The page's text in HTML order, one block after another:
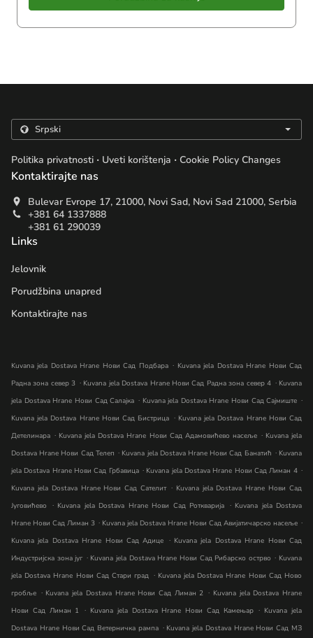
Politika privatnosti . Uveti korištenja . Cookie Policy Changes
Kontaktirajte nas
Bulevar Evrope 17, 21000, Novi Sad, Novi Sad 21000, Serbia
+381 64 1337888
+381 61 290039
Links
Jelovnik
Porudžbina unapred
Kontaktirajte nas
Kuvana jela Dostava Hrane Нови Сад Подбара . Kuvana jela Dostava Hrane Нови Сад
Радна зона север 3 . Kuvana jela Dostava Hrane Нови Сад Радна зона север 4 . Kuvana
jela Dostava Hrane Нови Сад Салајка . Kuvana jela Dostava Hrane Нови Сад Сајмиште .
Kuvana jela Dostava Hrane Нови Сад Бистрица . Kuvana jela Dostava Hrane Нови Сад
Детелинара . Kuvana jela Dostava Hrane Нови Сад Адамовићево насеље . Kuvana jela
Dostava Hrane Нови Сад Телеп . Kuvana jela Dostava Hrane Нови Сад Банатић . Kuvana
jela Dostava Hrane Нови Сад Грбавица . Kuvana jela Dostava Hrane Нови Сад Лиман 4 .
Kuvana jela Dostava Hrane Нови Сад Сателит . Kuvana jela Dostava Hrane Нови Сад
Југовићево
. Kuvana jela Dostava Hrane Нови Сад Роткварија . Kuvana jela Dostava
Hrane Нови Сад Лиман 3 . Kuvana jela Dostava Hrane Нови Сад Авијатичарско насеље .
Kuvana jela Dostava Hrane Нови Сад Адице . Kuvana jela Dostava Hrane Нови Сад
Индустријска зона југ . Kuvana jela Dostava Hrane Нови Сад Рибарско острво . Kuvana
jela Dostava Hrane Нови Сад Стари град . Kuvana jela Dostava Hrane Нови Сад Ново
гробље . Kuvana jela Dostava Hrane Нови Сад Лиман 2 . Kuvana jela Dostava Hrane
Нови Сад Лиман 1
. Kuvana jela Dostava Hrane Нови Сад Камењар . Kuvana jela
Dostava Hrane Нови Сад Ветерничка рампа . Kuvana jela Dostava Hrane Нови Сад МЗ